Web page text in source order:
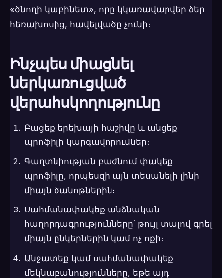
«ծնողի կաբինետ», որը կկառավարվեր ձեր
հեռախոսից, հավելվածը չունի։
Ինչպես միացնել
ներկառուցված
վերահսկողությունը
Բացեք երեխայի հաշիվը և անցեք
պրոֆիլի կարգավորումներ։
Գաղտնիության բաժնում փակեք
պրոֆիլը, որպեսզի այն տեսանելի լինի
միայն ծանոթներին։
Սահմանափակեք անձնական
հաղորդագրությունները՝ թույլ տալով գրել
միայն ընկերներին կամ ոչ ոքի։
Անջատեք կամ սահմանափակեք
մեկնաբանությունները, եթե այդ